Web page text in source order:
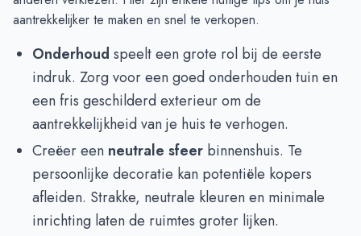
aantrekkelijker te maken en snel te verkopen.
Onderhoud speelt een grote rol bij de eerste
indruk. Zorg voor een goed onderhouden tuin en
een fris geschilderd exterieur om de
aantrekkelijkheid van je huis te verhogen.
Creëer een neutrale sfeer binnenshuis. Te
persoonlijke decoratie kan potentiële kopers
afleiden. Strakke, neutrale kleuren en minimale
inrichting laten de ruimtes groter lijken.